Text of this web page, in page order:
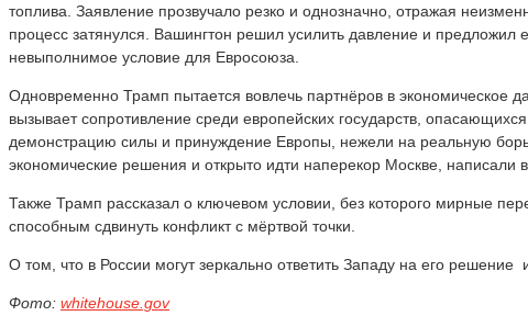
топлива. Заявление прозвучало резко и однозначно, отражая
процесс затянулся. Вашингтон решил усилить давление и
невыполнимое условие для Евросоюза.
Одновременно Трамп пытается вовлечь партнёров в экономическое
вызывает сопротивление среди европейских государств,
демонстрацию силы и принуждение Европы, нежели на реальную
экономические решения и открыто идти наперекор Москве, написали
Также Трамп рассказал о ключевом условии, без которого мирные
способным сдвинуть конфликт с мёртвой точки.
О том, что в России могут зеркально ответить Западу на его
Фото: whitehouse.gov